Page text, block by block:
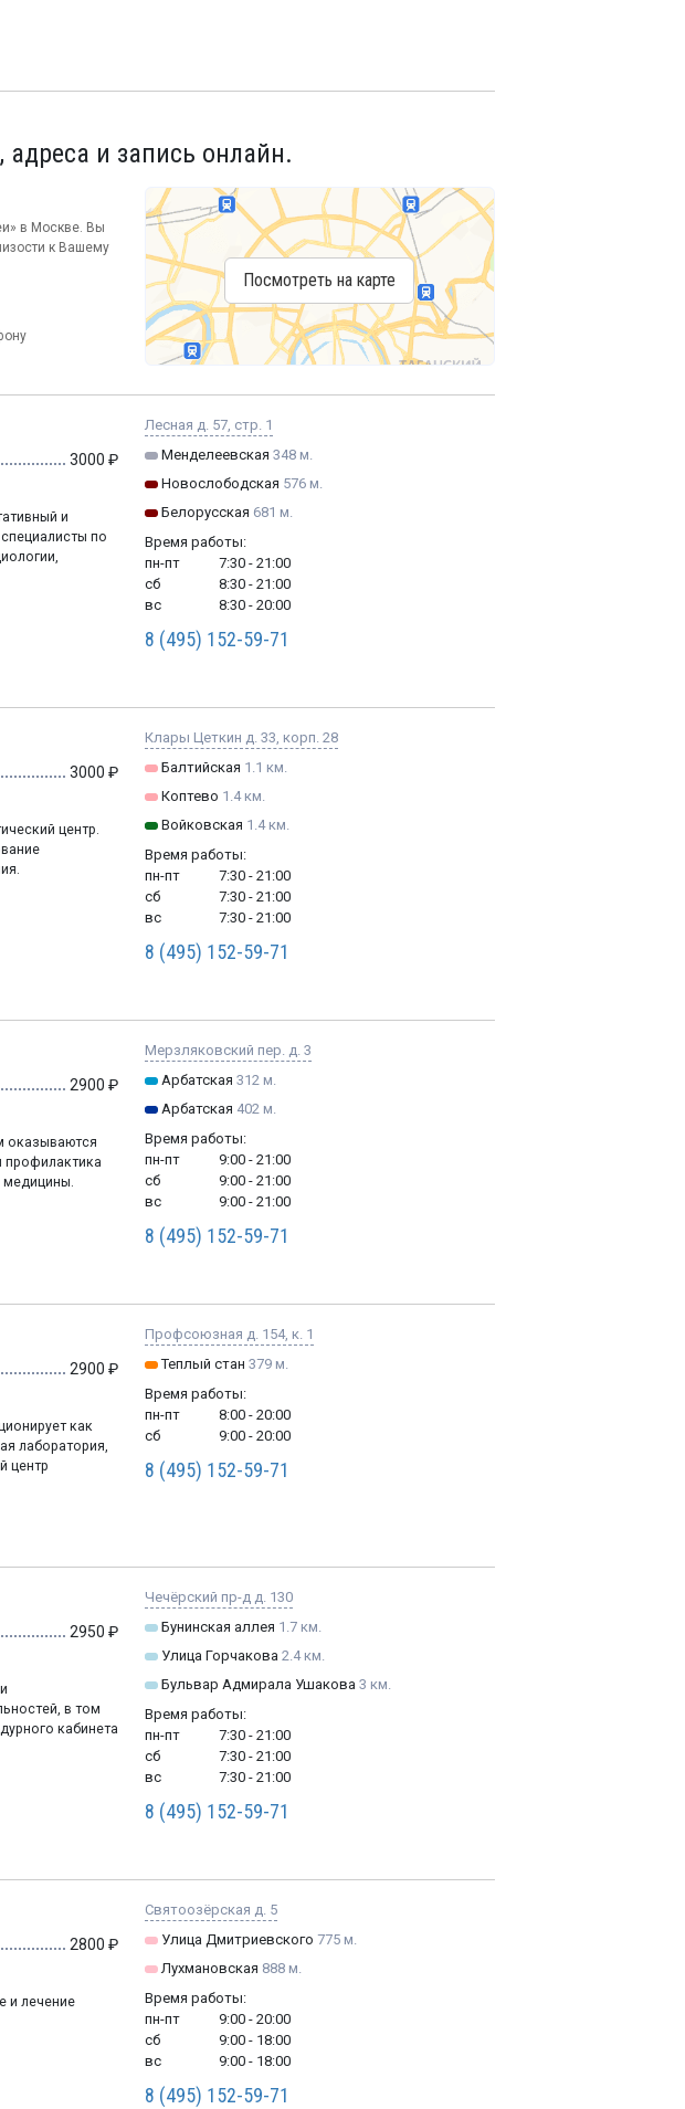
и запись онлайн.
в Москве. Вы
к Вашему
Посмотреть на карте
3000
и
по
Лесная д. 57, стр. 1
Менделеевская348 м.
Новослободская 576 м.
Белорусская 681 м.
Время работы:
пн-пт
7:30 - 21:00
сб
8:30 - 21:00
вс
8:30 - 20:00
8 (495) 152-59-71
3000
центр.
Клары Цеткин д. 33, корп. 28
Балтийская 1.1 км.
Коптево 1.4 км.
Войковская 1.4 км.
Время работы:
пн-пт
7:30 - 21:00
сб
7:30 - 21:00
вс
7:30 - 21:00
8 (495) 152-59-71
2900
оказываются
профилактика
медицины.
Мерзляковский пер. д. 3
Арбатская312 м.
Арбатская 402 м.
Время работы:
пн-пт
9:00 - 21:00
сб
9:00 - 21:00
вс
9:00 - 21:00
8 (495) 152-59-71
2900
как
лаборатория,
центр
Профсоюзная д. 154, к. 1
Теплый стан379 м.
Время работы:
пн-пт
8:00 - 20:00
сб
9:00 - 20:00
8 (495) 152-59-71
2950
в том
кабинета
Чечёрский пр-д д. 130
Бунинская аллея 1.7 км.
Улица Горчакова2.4 км.
Бульвар Адмирала Ушакова3 км.
Время работы:
пн-пт
7:30 - 21:00
сб
7:30 - 21:00
вс
7:30 - 21:00
8 (495) 152-59-71
2800
и лечение
Святоозёрская д. 5
Улица Дмитриевского775 м.
Лухмановская 888 м.
Время работы:
пн-пт
9:00 - 20:00
сб
9:00 - 18:00
вс
9:00 - 18:00
8 (495) 152-59-71